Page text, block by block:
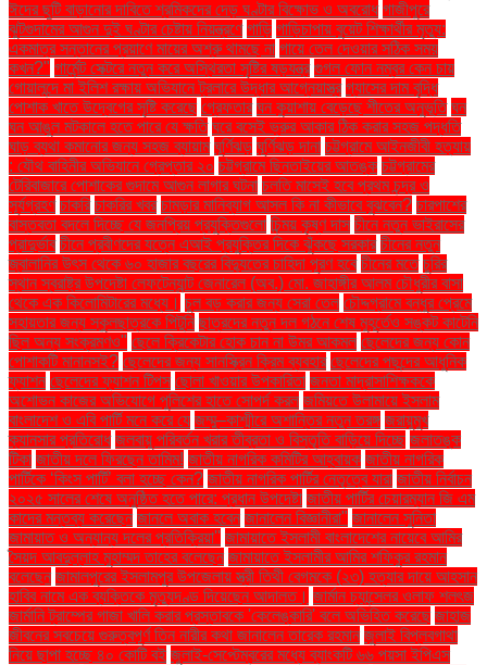
ঈদের ছুটি বাড়ানোর দাবিতে শ্রমিকদের দেড় ঘণ্টার বিক্ষোভ ও অবরোধ গাজীপুরে
ঝুটগুদামের আগুন দুই ঘণ্টার চেষ্টায় নিয়ন্ত্রণে গাড়ি গাড়িচাপায় বুয়েট শিক্ষার্থীর মৃত্যু:
একমাত্র সন্তানের প্রয়াণে মায়ের অশ্রু থামছে না গায়ে তেল দেওয়ার সঠিক সময়
কখন?" গার্মেন্ট সেক্টরে নতুন করে অস্থিরতা সৃষ্টির ষড়যন্ত্র গুগল ফোন নম্বর কেন চায়
গোয়ালন্দে মা ইলিশ রক্ষায় অভিযানে ট্রলারে উদ্ধার আগ্নেয়াস্ত্র গ্যাসের দাম বৃদ্ধি
পোশাক খাতে উদ্বেগের সৃষ্টি করেছে গ্রেফতার ঘন কুয়াশায় বেড়েছে শীতের অনুভূতি ঘন
ঘন আঙুল মটকালে হতে পারে যে ক্ষতি ঘরে বসেই ভ্রুর আকার ঠিক করার সহজ পদ্ধতি
ঘাড় ব্যথা কমানোর জন্য সহজ ব্যায়াম ঘূর্ণিঝড় ঘূর্ণিঝড় দানা চট্টগ্রামে আইনজীবী হত্যায়
: যৌথ বাহিনীর অভিযানে গ্রেপ্তার ২০ চট্টগ্রামে ছিনতাইয়ের আতঙ্ক চট্টগ্রামের
টেরিবাজারে পোশাকের গুদামে আগুন লাগার ঘটনা চলতি মাসেই হবে প্রথম চন্দ্র ও
সূর্যগ্রহণ চাকরি চাকরির খবর চামড়ার মানিব্যাগ আসল কি না কীভাবে বুঝবেন? চারপাশের
বাস্তবতা বদলে দিচ্ছে যে জনপ্রিয় প্রযুক্তিগুলো চিন্ময় কৃষ্ণ দাস চীনে নতুন ভাইরাসের
প্রাদুর্ভাব চীনে প্রবীণদের যত্নে এআই প্রযুক্তির দিকে ঝুঁকছে সরকার চীনের নতুন
জ্বালানির উৎস থেকে ৬০ হাজার বছরের বিদ্যুতের চাহিদা পূরণ হবে চীনের মতে চুরির
স্থান স্বরাষ্ট্র উপদেষ্টা লেফটেন্যান্ট জেনারেল (অব.) মো. জাহাঙ্গীর আলম চৌধুরীর বাসা
থেকে এক কিলোমিটারের মধ্যে। চুল বড় করার জন্য সেরা তেল চৌদ্দগ্রামে বন্ধুর প্রেমে
সহায়তার জন্য স্কুলছাত্রকে পিটুনি ছাত্রদের নতুন দল গঠনে শেষ মুহূর্তেও সঙ্কট কাটেনি
ছিল অন্য সংক্রমণও" ছেলে ক্রিকেটার হোক চান না উমর আকমল ছেলেদের জন্য কোন
পোশাকটি মানানসই? ছেলেদের জন্য সানস্ক্রিন ক্রিম ব্যবহার ছেলেদের পছন্দের আধুনিক
ফ্যাশন ছেলেদের ফ্যাশন টিপস ছোলা খাওয়ার উপকারিতা জনতা মাদ্রাসাশিক্ষককে
অশোভন কাজের অভিযোগে পুলিশের হাতে সোপর্দ করল জমিয়তে উলামায়ে ইসলাম
বাংলাদেশ ও এবি পার্টি মনে করে যে জম্মু–কাশ্মীরে অশান্তির নতুন তরঙ্গ জরায়ুমুখ
ক্যানসার প্রতিরোধ জলবায়ু পরিবর্তন খরার তীব্রতা ও বিস্তৃতি বাড়িয়ে দিচ্ছে জলাতঙ্ক
টিকা জাতীয় দলে ফিরছেন তামিম! জাতীয় নাগরিক কমিটির আহ্বায়ক জাতীয় নাগরিক
পার্টিকে ‘কিংস পার্টি’ বলা হচ্ছে কেন? জাতীয় নাগরিক পার্টির নেতৃত্বে যারা জাতীয় নির্বাচন
২০২৫ সালের শেষে অনুষ্ঠিত হতে পারে: প্রধান উপদেষ্টা জাতীয় পার্টির চেয়ারম্যান জি এম
কাদের মন্তব্য করেছেন জানলে অবাক হবেন জানালেন বিজ্ঞানীরা" জানালেন সুনিতা
জামায়াত ও অন্যান্য দলের প্রতিক্রিয়া'' জামায়াতে ইসলামী বাংলাদেশের নায়েবে আমির
সৈয়দ আবদুল্লাহ মুহাম্মদ তাহের বলেছেন জামায়াতে ইসলামীর আমির শফিকুর রহমান
বলেছেন জামালপুরের ইসলামপুর উপজেলায় স্ত্রী তিথী বেগমকে (২৩) হত্যার দায়ে আহসান
হাবিব নামে এক ব্যক্তিকে মৃত্যুদণ্ড দিয়েছেন আদালত। জার্মান চ্যান্সেলর ওলাফ শলৎজ
জার্মানি ট্রাম্পের গাজা খালি করার প্রস্তাবকে 'কেলেঙ্কারি' বলে অভিহিত করেছে জাহাজ
জীবনের সবচেয়ে গুরুত্বপূর্ণ তিন নারীর কথা জানালেন তারেক রহমান জুলাই বিপ্লবগাথা
নিয়ে ছাপা হচ্ছে ৪০ কোটি বই জুলাই-সেপ্টেম্বরের মধ্যে ব্যাংকটি ৬৬ পয়সা ইপিএস